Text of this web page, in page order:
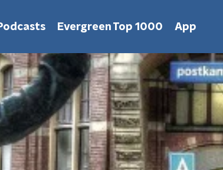
Evergreen Top 1000 App